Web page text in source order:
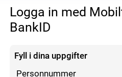
Logga in med
BankID
Fyll i dina uppgifter
Personnummer